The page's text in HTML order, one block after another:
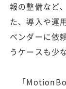
報の整備など
た、導入や運
ベンダーに依
うケースも少
「